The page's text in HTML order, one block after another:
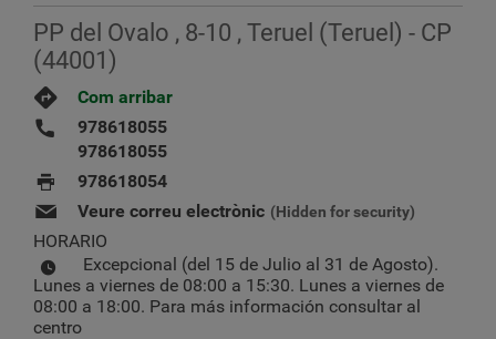
PP del Ovalo , 8-10 , Teruel (Teruel) - CP
(44001)
Com arribar
978618055
978618055
978618054
Veure correu electrònic (Hidden for security)
HORARIO
Excepcional (del 15 de Julio al 31 de Agosto).
Lunes a viernes de 08:00 a 15:30. Lunes a viernes de
08:00 a 18:00. Para más información consultar al
centro